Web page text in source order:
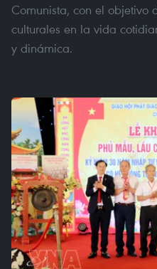
Comunista, con el objetivo
culturales en la vida
y dinámica.